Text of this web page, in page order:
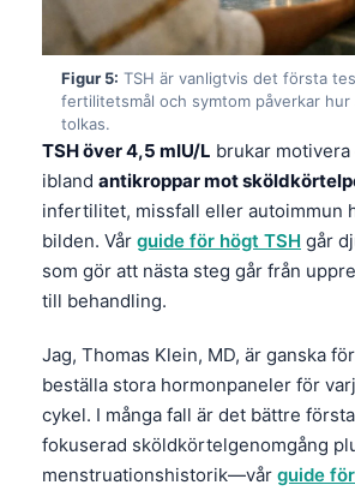
Figur 5: TSH är vanligtvis det första
fertilitetsmål och symtom påverkar
tolkas.
TSH över 4,5 mIU/L brukar
ibland antikroppar mot
infertilitet, missfall eller autoimmun
bilden. Vår guide för högt TSH går
som gör att nästa steg går från
till behandling.
Jag, Thomas Klein, MD, är ganska
beställa stora hormonpaneler för
cykel. I många fall är det bättre
fokuserad sköldkörtelgenomgång
menstruationshistorik—vår guide